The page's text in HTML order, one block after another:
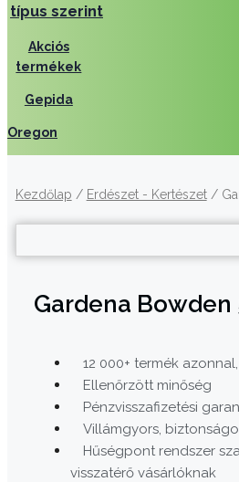
típus szerint
Akciós
termékek
Gepida
Oregon
Kezdőlap / Erdészet - Kertészet/
Gardena Bowden
12 000+ termék
Ellenőrzött minőség
Pénzvisszafizetési
Villámgyors,
Hűségpont rendszer
visszatérő vásárlóknak